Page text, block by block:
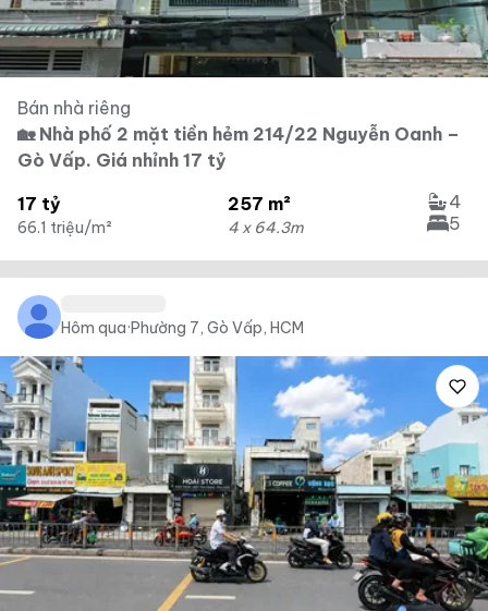
Bán nhà riêng
🏡 Nhà phố 2 mặt tiền hẻm 214/22 Nguyễn Oanh –
Gò Vấp. Giá nhỉnh 17 tỷ
17 tỷ
66.1 triệu/m²
257 m²
4 x 64.3m
4
5
Hôm qua·Phường 7, Gò Vấp, HCM